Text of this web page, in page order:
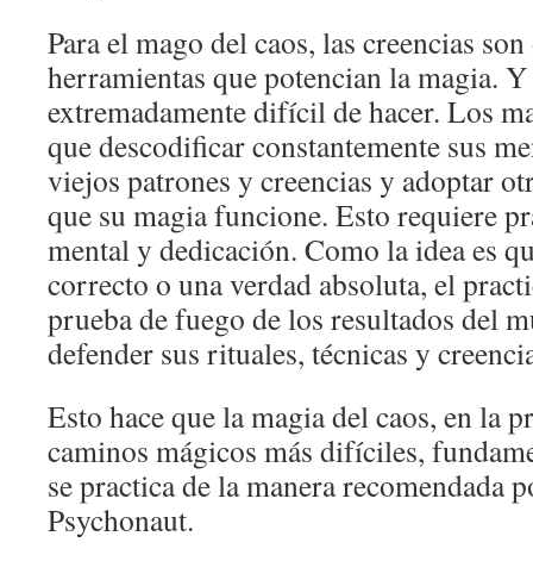
Para el mago del caos, las creencias
herramientas que potencian la magia.
extremadamente difícil de hacer. Los
que descodificar constantemente sus
viejos patrones y creencias y adoptar
que su magia funcione. Esto requiere
mental y dedicación. Como la idea es
correcto o una verdad absoluta, el
prueba de fuego de los resultados del
defender sus rituales, técnicas y
Esto hace que la magia del caos, en la
caminos mágicos más difíciles,
se practica de la manera recomendada
Psychonaut.